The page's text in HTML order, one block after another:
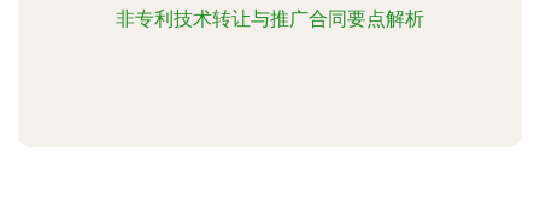
非专利技术转让与推广合同要点解析